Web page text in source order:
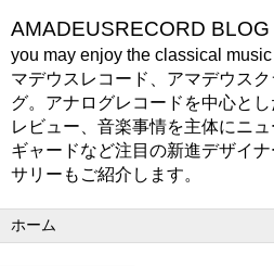
AMADEUSRECORD
you may enjoy the classical
マデウスレコード、アマデウス
グ。アナログレコードを中心と
レビュー、音楽事情を主体にニ
ギャードなど注目の新進デザイ
サリーもご紹介します。